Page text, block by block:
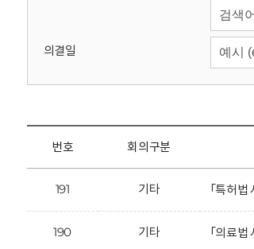
의결일
번호 회의구분
191 기타 「특허
190 기타 「의료